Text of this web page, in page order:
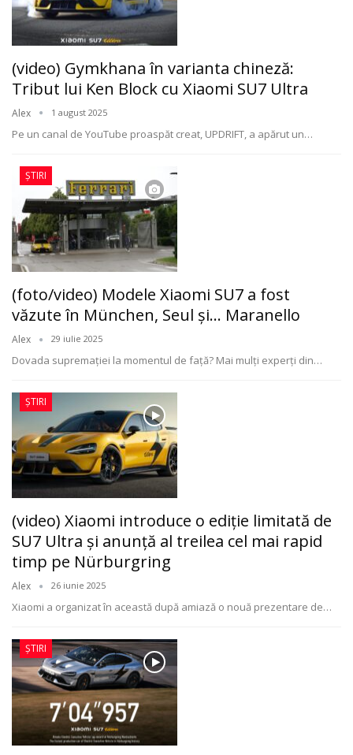
(video) Gymkhana în varianta chineză:
Tribut lui Ken Block cu Xiaomi SU7 Ultra
Alex 1 august 2025
Pe un canal de YouTube proaspăt creat, UPDRIFT, a apărut un…
ȘTIRI
(foto/video) Modele Xiaomi SU7 a fost
văzute în München, Seul și… Maranello
Alex 29 iulie 2025
Dovada supremației la momentul de față? Mai mulți experți din…
ȘTIRI
(video) Xiaomi introduce o ediție limitată de
SU7 Ultra și anunță al treilea cel mai rapid
timp pe Nürburgring
Alex 26 iunie 2025
Xiaomi a organizat în această după amiază o nouă prezentare de…
ȘTIRI